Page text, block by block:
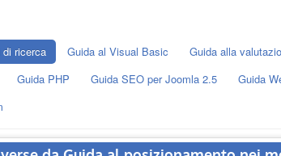
ricerca
Guida al Visual Basic
Guida alla
Guida PHP Guida SEO per Joomla 2.5
Guida